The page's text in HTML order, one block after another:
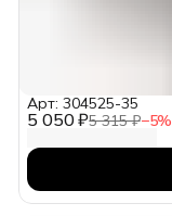
5 050 ₽5 315 ₽−5%
Арт: 304525-35